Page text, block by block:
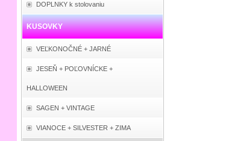
DOPLNKY k stolovaniu
KUSOVKY
VEĽKONOČNÉ + JARNÉ
JESEŇ + POĽOVNÍCKE +
HALLOWEEN
SAGEN + VINTAGE
VIANOCE + SILVESTER + ZIMA